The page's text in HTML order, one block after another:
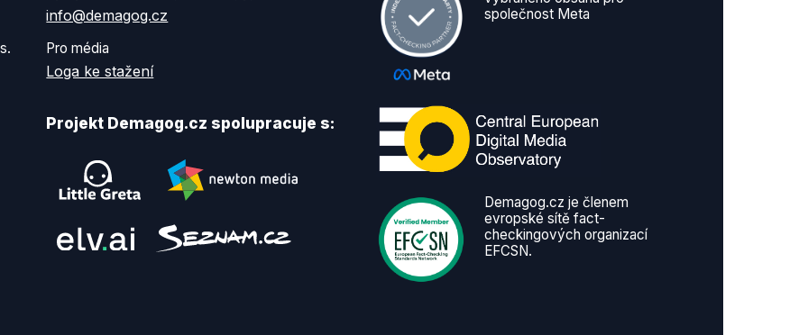
info@demagog.cz
Pro média
Loga ke stažení
Projekt Demagog.cz spolupracuje s:
společnost Meta
Demagog.cz je členem
evropské sítě fact-
checkingových organizací
EFCSN.